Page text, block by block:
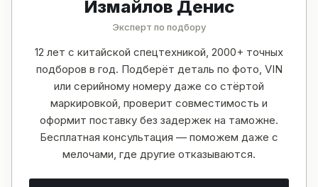
Измайлов Денис
Эксперт по подбору
12 лет с китайской спецтехникой, 2000+ точных
подборов в год. Подберёт деталь по фото, VIN
или серийному номеру даже со стёртой
маркировкой, проверит совместимость и
оформит поставку без задержек на таможне.
Бесплатная консультация — поможем даже с
мелочами, где другие отказываются.